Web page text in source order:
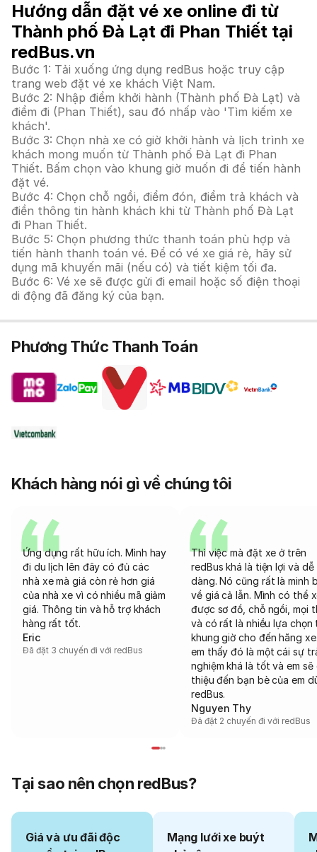
Hướng dẫn đặt vé xe online đi từ
Thành phố Đà Lạt đi Phan Thiết tại
redBus.vn
Bước 1: Tải xuống ứng dụng redBus hoặc truy cập
trang web đặt vé xe khách Việt Nam.
Bước 2: Nhập điểm khởi hành (Thành phố Đà Lạt) và
điểm đi (Phan Thiết), sau đó nhấp vào 'Tìm kiếm xe
khách'.
Bước 3: Chọn nhà xe có giờ khởi hành và lịch trình xe
khách mong muốn từ Thành phố Đà Lạt đi Phan
Thiết. Bấm chọn vào khung giờ muốn đi để tiến hành
đặt vé.
Bước 4: Chọn chỗ ngồi, điểm đón, điểm trả khách và
điền thông tin hành khách khi từ Thành phố Đà Lạt
đi Phan Thiết.
Bước 5: Chọn phương thức thanh toán phù hợp và
tiến hành thanh toán vé. Để có vé xe giá rẻ, hãy sử
dụng mã khuyến mãi (nếu có) và tiết kiệm tối đa.
Bước 6: Vé xe sẽ được gửi đi email hoặc số điện thoại
di động đã đăng ký của bạn.
Phương Thức Thanh Toán
Khách hàng nói gì về chúng tôi
Ứng dụng rất hữu ích. Mình hay
đi du lịch lên đây có đủ các
nhà xe mà giá còn rẻ hơn giá
của nhà xe vì có nhiều mã giảm
giá. Thông tin và hỗ trợ khách
hàng rất tốt.
Eric
Đã đặt 3 chuyến đi với redBus
Thì việc mà đặt xe ở trên
redBus khá là tiện lợi và dễ
dàng. Nó cũng rất là minh
về giá cả lẫn. Mình có thể
được sơ đồ, chỗ ngồi, mọi
và có rất là nhiều lựa chọn
khung giờ cho đến hãng
em thấy đó là một cái sự
nghiệm khá là tốt và em sẽ
thiệu đến bạn bè của em
redBus.
Nguyen Thy
Đã đặt 2 chuyến đi với redBus
Tại sao nên chọn redBus?
Giá và ưu đãi độc
Mạng lưới xe buýt